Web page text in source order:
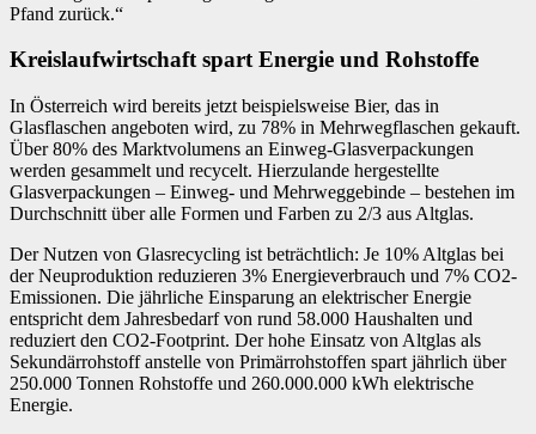
Pfand zurück.“
Kreislaufwirtschaft spart Energie und Rohstoffe
In Österreich wird bereits jetzt beispielsweise Bier, das in
Glasflaschen angeboten wird, zu 78% in Mehrwegflaschen gekauft.
Über 80% des Marktvolumens an Einweg-Glasverpackungen
werden gesammelt und recycelt. Hierzulande hergestellte
Glasverpackungen – Einweg- und Mehrweggebinde – bestehen im
Durchschnitt über alle Formen und Farben zu 2/3 aus Altglas.
Der Nutzen von Glasrecycling ist beträchtlich: Je 10% Altglas bei
der Neuproduktion reduzieren 3% Energieverbrauch und 7% CO2-
Emissionen. Die jährliche Einsparung an elektrischer Energie
entspricht dem Jahresbedarf von rund 58.000 Haushalten und
reduziert den CO2-Footprint. Der hohe Einsatz von Altglas als
Sekundärrohstoff anstelle von Primärrohstoffen spart jährlich über
250.000 Tonnen Rohstoffe und 260.000.000 kWh elektrische
Energie.